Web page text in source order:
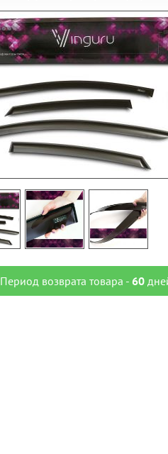
Период возврата товара - 60